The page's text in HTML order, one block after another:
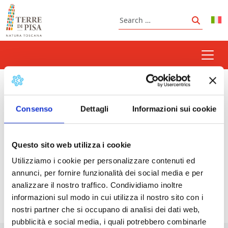
Consenso Dettagli Informazioni sui cookie
Questo sito web utilizza i cookie
Utilizziamo i cookie per personalizzare contenuti ed
annunci, per fornire funzionalità dei social media e per
analizzare il nostro traffico. Condividiamo inoltre
informazioni sul modo in cui utilizza il nostro sito con i
nostri partner che si occupano di analisi dei dati web,
pubblicità e social media, i quali potrebbero combinarle
Skip to content
Search
Search
big cake
Prossimi eventi
Cream Puff Festival in Orentano- 10/08/2026 -
16/08/2026 - Tutto il giorno